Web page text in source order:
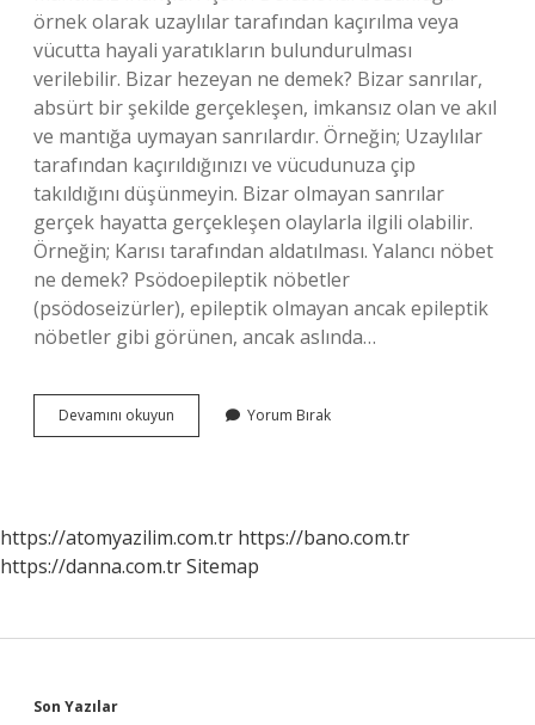
örnek olarak uzaylılar tarafından kaçırılma veya
vücutta hayali yaratıkların bulundurulması
verilebilir. Bizar hezeyan ne demek? Bizar sanrılar,
absürt bir şekilde gerçekleşen, imkansız olan ve akıl
ve mantığa uymayan sanrılardır. Örneğin; Uzaylılar
tarafından kaçırıldığınızı ve vücudunuza çip
takıldığını düşünmeyin. Bizar olmayan sanrılar
gerçek hayatta gerçekleşen olaylarla ilgili olabilir.
Örneğin; Karısı tarafından aldatılması. Yalancı nöbet
ne demek? Psödoepileptik nöbetler
(psödoseizürler), epileptik olmayan ancak epileptik
nöbetler gibi görünen, ancak aslında…
Devamını okuyun
Nöbet
Yorum Bırak
https://atomyazilim.com.tr https://bano.com.tr
https://danna.com.trSitemap
Son Yazılar